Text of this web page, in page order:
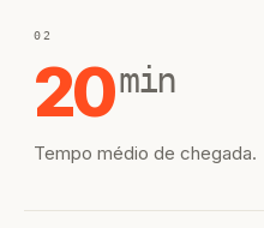
02
20min
Tempo médio de chegada.